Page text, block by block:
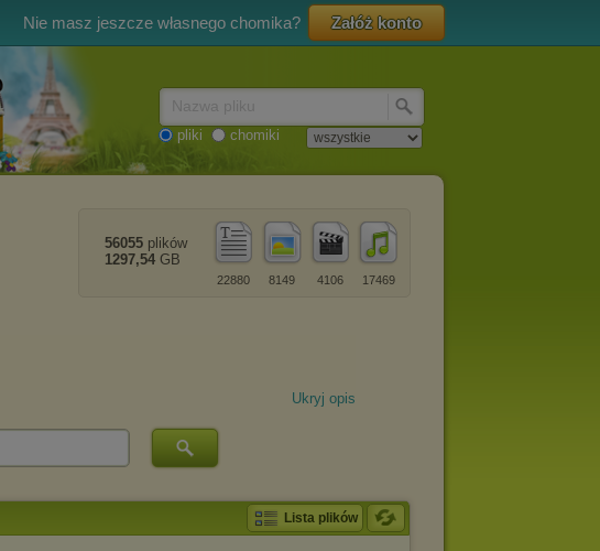
Nie masz jeszcze własnego chomika? Załóż konto
pliki chomiki
17469
4106
8149
22880
56055 plików
1297,54 GB
Ukryj opis
Lista plików